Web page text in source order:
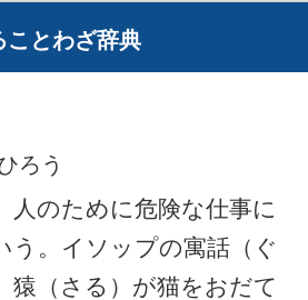
ことわざ辞典
ろう
人のために危険な仕事に
う。イソップの寓話（ぐ
猿（さる）が猫をおだて